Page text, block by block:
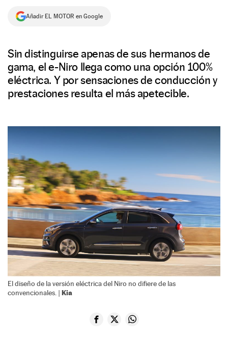
Añadir EL MOTOR en Google
Sin distinguirse apenas de sus hermanos de
gama, el e-Niro llega como una opción 100%
eléctrica. Y por sensaciones de conducción y
prestaciones resulta el más apetecible.
El diseño de la versión eléctrica del Niro no difiere de las
convencionales. | Kia